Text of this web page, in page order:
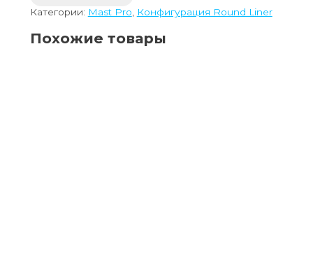
Категории: Mast Pro, Конфигурация Round Liner
Похожие товары